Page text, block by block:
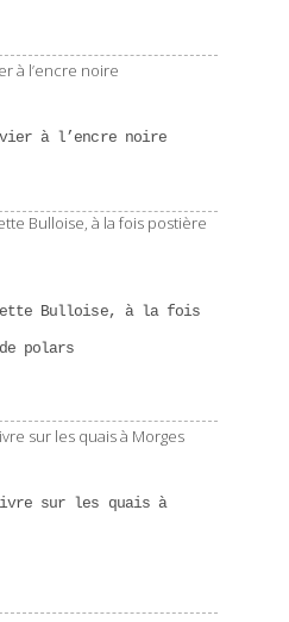
à l’encre noire
Bulloise, à la fois
polars
sur les quais à